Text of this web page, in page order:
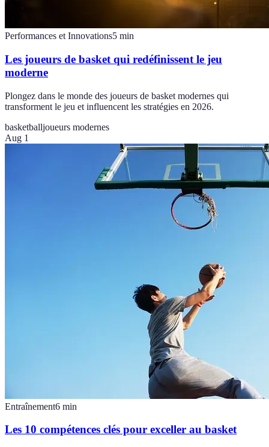
Performances et Innovations5 min
Les joueurs de basket qui redéfinissent le jeu
moderne
Plongez dans le monde des joueurs de basket modernes qui
transforment le jeu et influencent les stratégies en 2026.
basketballjoueurs modernes
Aug 1
Entraînement6 min
Les 10 compétences clés pour exceller au basket